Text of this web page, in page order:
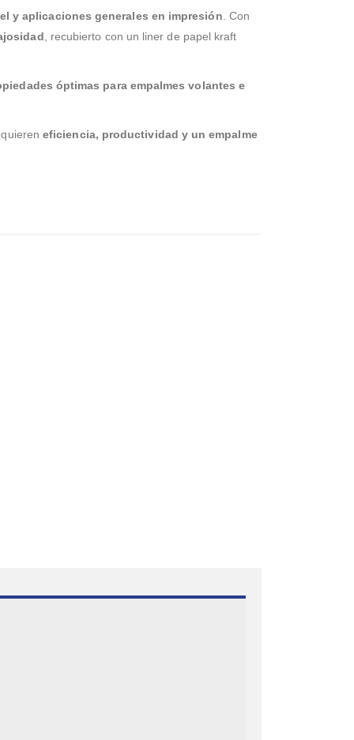
y aplicaciones generales en impresión . Con
, recubierto con un liner de papel kraft
óptimas para empalmes volantes e
eficiencia, productividad y un empalme